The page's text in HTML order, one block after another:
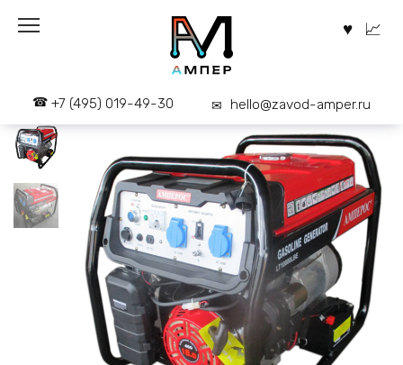
+7 (495) 019-49-30 hello@zavod-amper.ru